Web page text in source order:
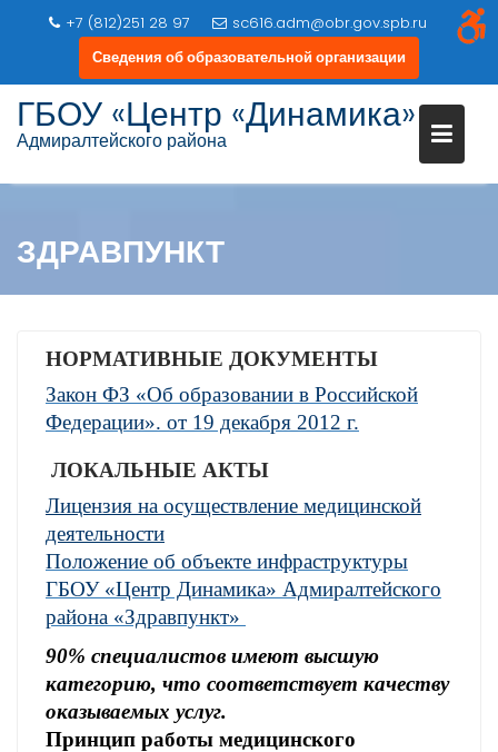
Перейти
содержимому
+7 (812)251 28 97
sc616.adm@obr.gov.spb.ru
Сведения об образовательной организации
ГБОУ «Центр «Динамика»
Адмиралтейского района
ЗДРАВПУНКТ
НОРМАТИВНЫЕ ДОКУМЕНТЫ
Закон ФЗ «Об образовании в Российской
Федерации». от 19 декабря 2012 г.
ЛОКАЛЬНЫЕ АКТЫ
Лицензия на осуществление медицинской
деятельности
Положение об объекте инфраструктуры
ГБОУ «Центр Динамика» Адмиралтейского
района «Здравпункт»
90% специалистов имеют высшую
категорию, что соответствует качеству
оказываемых услуг.
Принцип работы медицинского